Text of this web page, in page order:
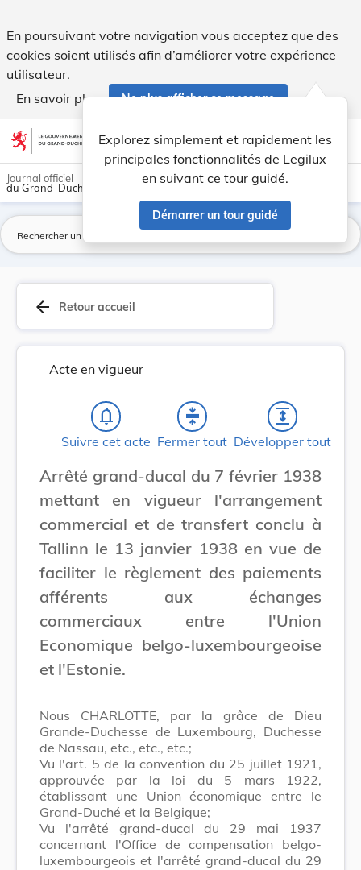
En poursuivant votre navigation vous acceptez que des
cookies soient utilisés afin d’améliorer votre expérience
utilisateur.
En savoir plus
Ne plus afficher ce message
Aller au contenu account_circle help Aide
Explorez simplement et rapidement les
principales fonctionnalités de Legilux
en suivant ce tour guidé.
Démarrer un tour guidé
light_mode dark_mode
Journal officiel
du Grand-Duché de Luxembourg
arrow_back Retour accueil
Acte en vigueur
notifications_none
Suivre cet acte
compress
Fermer tout
expand
Développer tout
Arrêté grand-ducal du 7 février 1938
mettant en vigueur l'arrangement
commercial et de transfert conclu à
Tallinn le 13 janvier 1938 en vue de
faciliter le règlement des paiements
afférents aux échanges
commerciaux entre l'Union
Economique belgo-luxembourgeoise
et l'Estonie.
Nous CHARLOTTE, par la grâce de Dieu
Grande-Duchesse de Luxembourg, Duchesse
de Nassau, etc., etc., etc.;
Vu l'art. 5 de la convention du 25 juillet 1921,
approuvée par la loi du 5 mars 1922,
établissant une Union économique entre le
Grand-Duché et la Belgique;
Vu l'arrêté grand-ducal du 29 mai 1937
concernant l'Office de compensation belgo-
luxembourgeois et l'arrêté grand-ducal du 29